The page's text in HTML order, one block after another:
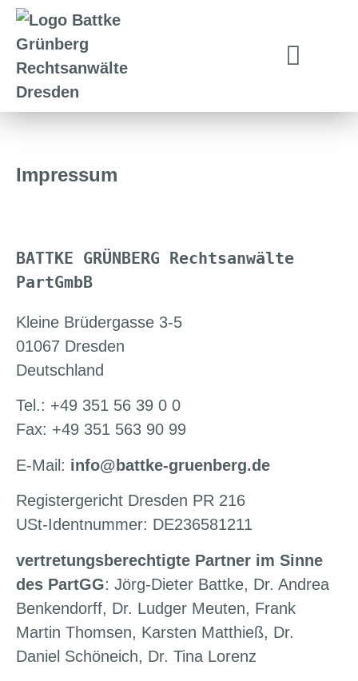
Impressum
BATTKE GRÜNBERG Rechtsanwälte
PartGmbB
Kleine Brüdergasse 3-5
01067 Dresden
Deutschland
Tel.: +49 351 56 39 0 0
Fax: +49 351 563 90 99
E-Mail: info@battke-gruenberg.de
Registergericht Dresden PR 216
USt-Identnummer: DE236581211
vertretungsberechtigte Partner im Sinne
des PartGG: Jörg-Dieter Battke, Dr. Andrea
Benkendorff, Dr. Ludger Meuten, Frank
Martin Thomsen, Karsten Matthieß, Dr.
Daniel Schöneich, Dr. Tina Lorenz